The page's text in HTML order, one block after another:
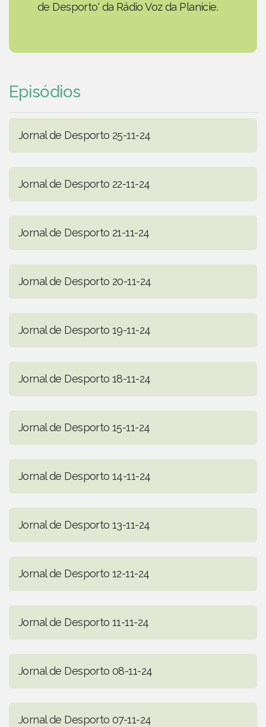
de Desporto' da Rádio Voz da Planície.
Episódios
Jornal de Desporto 25-11-24
Jornal de Desporto 22-11-24
Jornal de Desporto 21-11-24
Jornal de Desporto 20-11-24
Jornal de Desporto 19-11-24
Jornal de Desporto 18-11-24
Jornal de Desporto 15-11-24
Jornal de Desporto 14-11-24
Jornal de Desporto 13-11-24
Jornal de Desporto 12-11-24
Jornal de Desporto 11-11-24
Jornal de Desporto 08-11-24
Jornal de Desporto 07-11-24